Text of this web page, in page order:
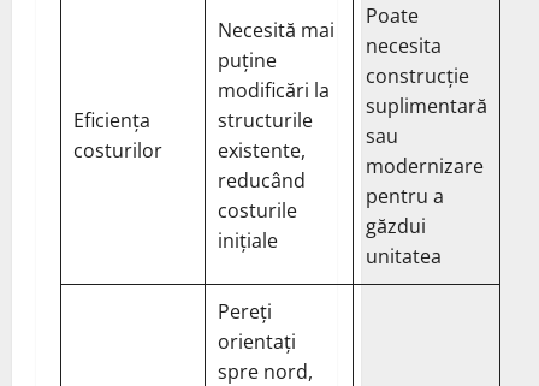
Eficiența
costurilor
Necesită mai
puține
modificări la
structurile
existente,
reducând
costurile
inițiale
Poate
necesita
construcție
suplimentară
sau
modernizare
pentru a
găzdui
unitatea
Pereți
orientați
spre nord,